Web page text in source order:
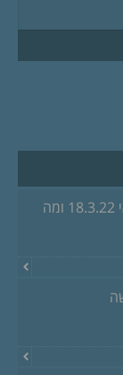
ארוע ניקיון בחוף בית ינאי 18.3.22 ומה